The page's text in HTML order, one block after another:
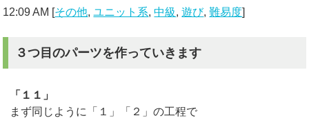
12:09 AM [その他,ユニット系,中級,遊び,難易度]
３つ目のパーツを作っていきます
「１１」
まず同じように「１」「２」の工程で